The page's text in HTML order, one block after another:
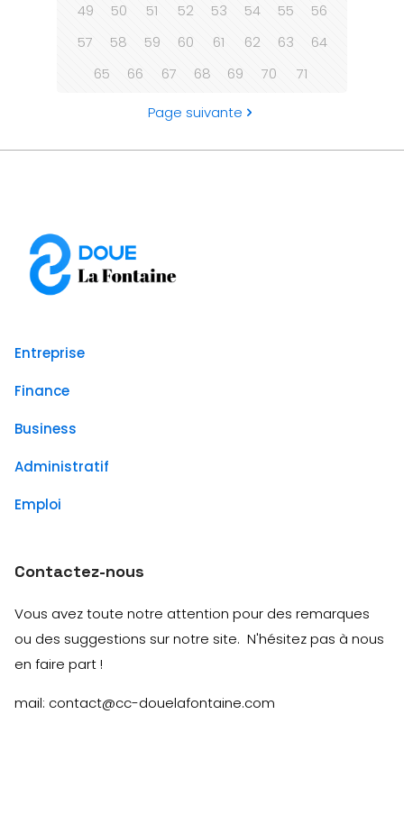
49
50 51 52 53 54 55
56
57
58 59 60 61 62 63
64
65
66 67 68 69 70 71
Page suivante
Entreprise
Finance
Business
Administratif
Emploi
Contactez-nous
Vous avez toute notre attention pour des remarques
ou des suggestions sur notre site. N'hésitez pas à nous
en faire part !
mail: contact@cc-douelafontaine.com